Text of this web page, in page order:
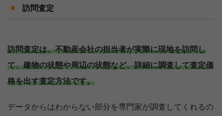
訪問査定
訪問査定は、不動産会社の担当者が実際に現地を訪問し
て、建物の状態や周辺の状態など、詳細に調査して査定価
格を出す査定方法です。
データからはわからない部分を専門家が調査してくれるの